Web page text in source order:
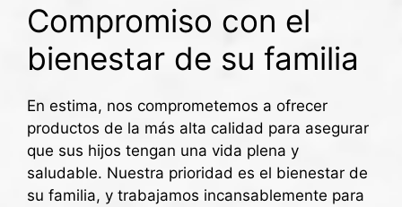
Compromiso con el
bienestar de su familia
En estima, nos comprometemos a ofrecer
productos de la más alta calidad para asegurar
que sus hijos tengan una vida plena y
saludable. Nuestra prioridad es el bienestar de
su familia, y trabajamos incansablemente para